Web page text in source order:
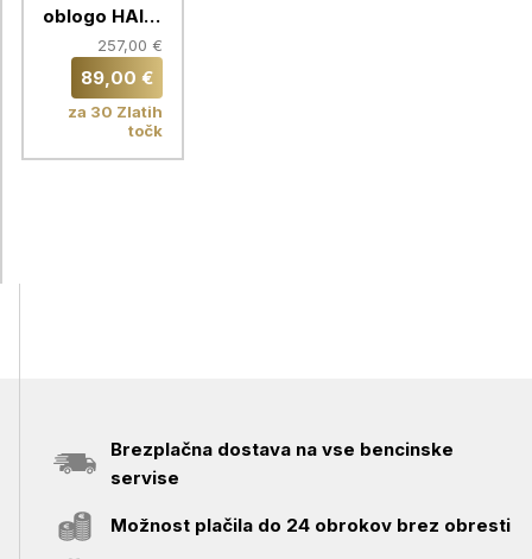
oblogo HAIR
THERAPIST™
Rowenta
CF9920F0
257,00 €
89,00 €
za 30 Zlatih
točk
Brezplačna dostava na vse bencinske
servise
Možnost plačila do 24 obrokov brez obresti